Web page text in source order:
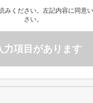
みください。左記内容に同意
さい。
力項目があります